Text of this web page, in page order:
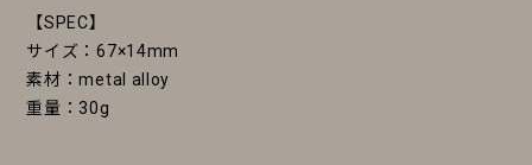
【SPEC】
サイズ：67×14mm
素材：metal alloy
重量：30g